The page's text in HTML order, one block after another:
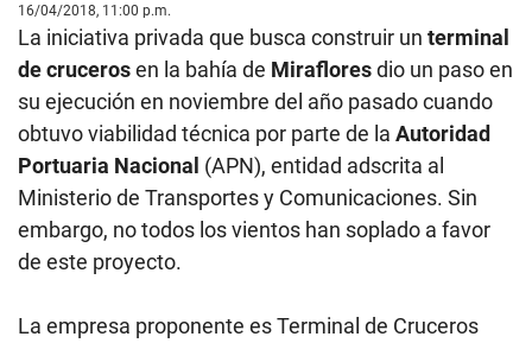
16/04/2018, 11:00 p.m.
La iniciativa privada que busca construir un terminal
de crucerosen la bahía de Mirafloresdio un paso en
su ejecución en noviembre del año pasado cuando
obtuvo viabilidad técnica por parte de la Autoridad
Portuaria Nacional (APN), entidad adscrita al
Ministerio de Transportes y Comunicaciones. Sin
embargo, no todos los vientos han soplado a favor
de este proyecto.
La empresa proponente es Terminal de Cruceros